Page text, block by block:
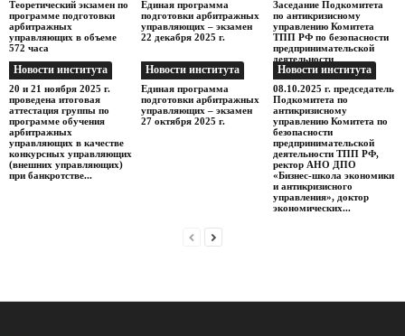
Теоретический экзамен по
программе подготовки
арбитражных
управляющих в объеме
572 часа
Единая программа
подготовки арбитражных
управляющих – экзамен
22 декабря 2025 г.
Заседание Подкомитета
по антикризисному
управлению Комитета
ТПП РФ по безопасности
предпринимательской
деятельности
Новости института
20 и 21 ноября 2025 г.
проведена итоговая
аттестация группы по
программе обучения
арбитражных
управляющих в качестве
конкурсных управляющих
(внешних управляющих)
при банкротстве...
Новости института
Единая программа
подготовки арбитражных
управляющих – экзамен
27 октября 2025 г.
Новости института
08.10.2025 г. председатель
Подкомитета по
антикризисному
управлению Комитета по
безопасности
предпринимательской
деятельности ТПП РФ,
ректор АНО ДПО
«Бизнес-школа экономики
и антикризисного
управления», доктор
экономических...